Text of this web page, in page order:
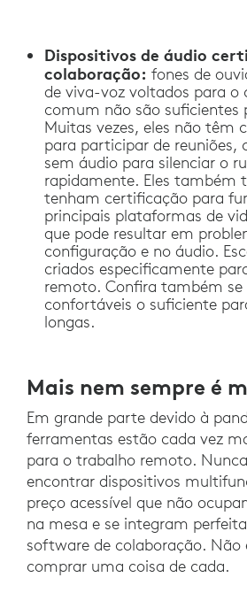
Dispositivos de áudio
colaboração: fones de
de viva-voz voltados para o
comum não são suficientes
Muitas vezes, eles não têm
para participar de reuniões,
sem áudio para silenciar o
rapidamente. Eles também
tenham certificação para
principais plataformas de
que pode resultar em
configuração e no áudio.
criados especificamente
remoto. Confira também se
confortáveis o suficiente
longas.
Mais nem sempre é
Em grande parte devido à
ferramentas estão cada vez
para o trabalho remoto.
encontrar dispositivos
preço acessível que não
na mesa e se integram
software de colaboração. Não
comprar uma coisa de cada.